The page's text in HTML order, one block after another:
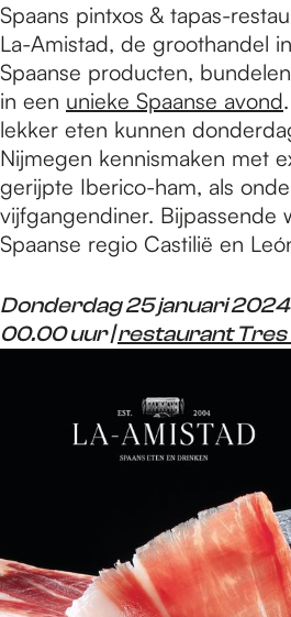
g
e
Spaans pintxos & tapas-
La-Amistad, de groothandel
Spaanse producten,
in een unieke Spaanse avond
lekker eten kunnen
Nijmegen kennismaken met
gerijpte Iberico-ham, als
vijfgangendiner. Bijpassende
Spaanse regio Castilië en
Donderdag 25 januari
00.00 uur |restaurant Tres